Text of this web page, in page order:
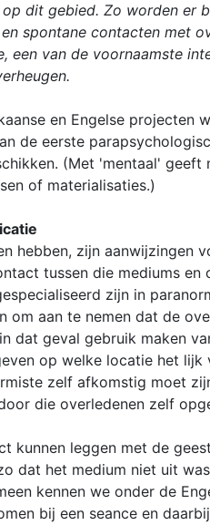
dit gebied. Zo worden
spontane contacten met
een van de voornaamste
en Engelse
de eerste
(Met 'mentaal'
of materialisaties.)
hebben, zijn
tussen die mediums
zijn in
om aan te nemen dat de
dat geval gebruik maken
op welke locatie het
zelf afkomstig moet
die overledenen zelf
kunnen leggen met de
dat het medium niet uit
kennen we onder de
bij een seance en